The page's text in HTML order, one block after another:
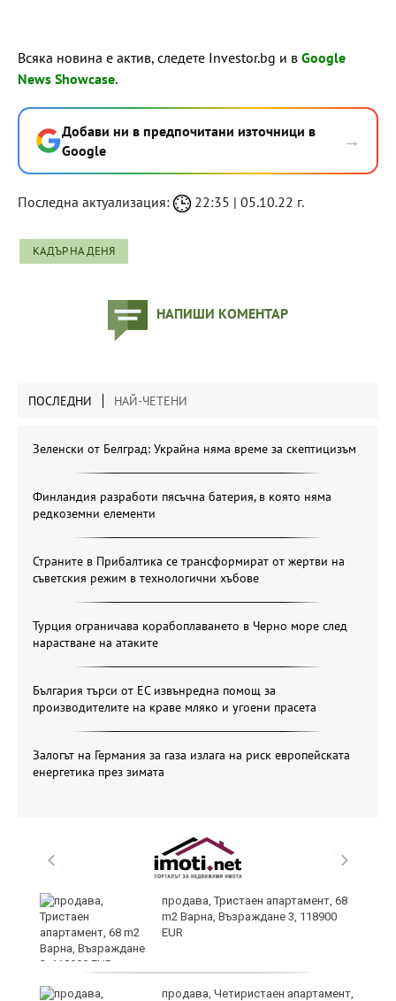
Всяка новина е актив, следете Investor.bg и в Google
News Showcase.
Добави ни в предпочитани източници в
Google
→
Последна актуализация: 22:35 | 05.10.22 г.
КАДЪР НА ДЕНЯ
НАПИШИ КОМЕНТАР
ПОСЛЕДНИ НАЙ-ЧЕТЕНИ
Зеленски от Белград: Украйна няма време за скептицизъм
Финландия разработи пясъчна батерия, в която няма
редкоземни елементи
Страните в Прибалтика се трансформират от жертви на
съветския режим в технологични хъбове
Турция ограничава корабоплаването в Черно море след
нарастване на атаките
България търси от ЕС извънредна помощ за
производителите на краве мляко и угоени прасета
Залогът на Германия за газа излага на риск европейската
енергетика през зимата
продава, Тристаен апартамент, 68
m2 Варна, Възраждане 3, 118900
EUR
продава, Четиристаен апартамент,